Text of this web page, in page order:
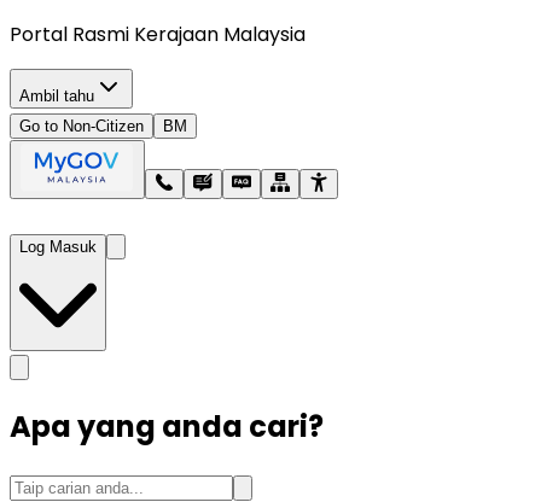
Portal Rasmi Kerajaan Malaysia
Ambil tahu
Go to Non-Citizen
BM
Log Masuk
Apa yang anda cari?